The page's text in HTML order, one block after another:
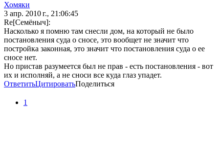
Хомяки
3 апр. 2010 г., 21:06:45
Re[Семёныч]:
Насколько я помню там снесли дом, на который не было
постановления суда о сносе, это вообщет не значит что
постройка законная, это значит что постановления суда о ее
сносе нет.
Но пристав разумеется был не прав - есть постановления - вот
их и исполняй, а не сноси все куда глаз упадет.
ОтветитьЦитироватьПоделиться
1